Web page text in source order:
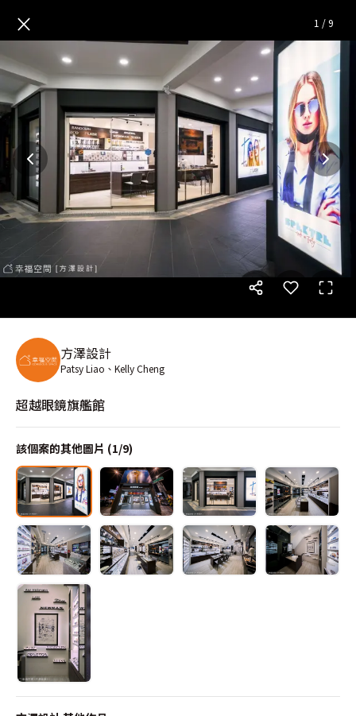
超越眼鏡旗艦館 — 完整照片空
× 1 /9
方澤設計
Patsy Liao、Kelly Cheng
超越眼鏡旗艦館
該個案的其他圖片 (1/9)